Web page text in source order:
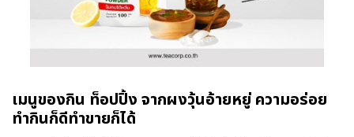
เมนูของกิน ท็อปปิ้ง จากผงวุ้นอ้ายหยู่ ความอร่อย
ทำกินก็ดีทำขายก็ได้